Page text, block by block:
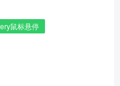
鼠标悬停